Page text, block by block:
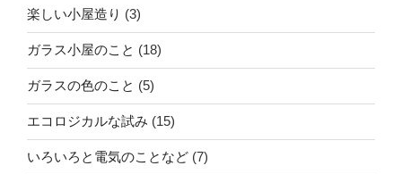
楽しい小屋造り (3)
ガラス小屋のこと (18)
ガラスの色のこと (5)
エコロジカルな試み (15)
いろいろと電気のことなど (7)